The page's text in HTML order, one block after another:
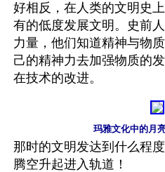
好相反，在人类的文明史
有的低度发展文明。史前
力量，他们知道精神与物
己的精神力去加强物质的
在技术的改进。
玛雅文化中的月
那时的文明发达到什么程
腾空升起进入轨道！